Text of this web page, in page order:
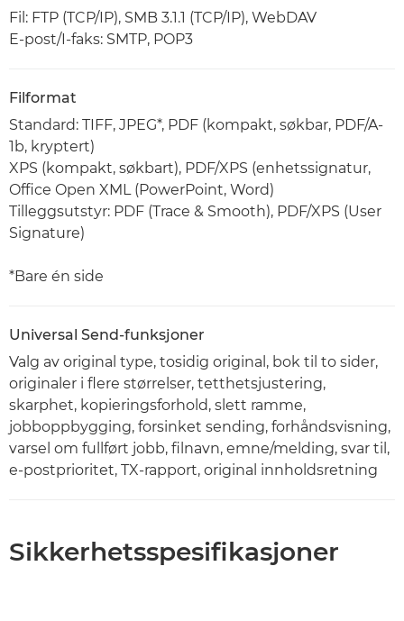
Fil: FTP (TCP/IP), SMB 3.1.1 (TCP/IP), WebDAV
E-post/I-faks: SMTP, POP3
Filformat
Standard: TIFF, JPEG*, PDF (kompakt, søkbar, PDF/A-
1b, kryptert)
XPS (kompakt, søkbart), PDF/XPS (enhetssignatur,
Office Open XML (PowerPoint, Word)
Tilleggsutstyr: PDF (Trace & Smooth), PDF/XPS (User
Signature)
*Bare én side
Universal Send-funksjoner
Valg av original type, tosidig original, bok til to sider,
originaler i flere størrelser, tetthetsjustering,
skarphet, kopieringsforhold, slett ramme,
jobboppbygging, forsinket sending, forhåndsvisning,
varsel om fullført jobb, filnavn, emne/melding, svar til,
e-postprioritet, TX-rapport, original innholdsretning
Sikkerhetsspesifikasjoner